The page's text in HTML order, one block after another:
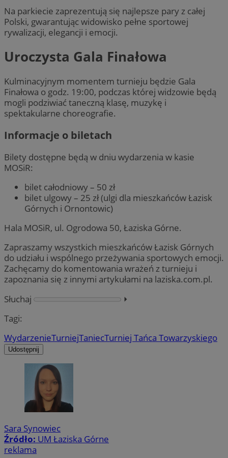
Na parkiecie zaprezentują się najlepsze pary z całej
Polski, gwarantując widowisko pełne sportowej
rywalizacji, elegancji i emocji.
Uroczysta Gala Finałowa
Kulminacyjnym momentem turnieju będzie Gala
Finałowa o godz. 19:00, podczas której widzowie będą
mogli podziwiać taneczną klasę, muzykę i
spektakularne choreografie.
Informacje o biletach
Bilety dostępne będą w dniu wydarzenia w kasie
MOSiR:
bilet całodniowy – 50 zł
bilet ulgowy – 25 zł (ulgi dla mieszkańców Łazisk
Górnych i Ornontowic)
Hala MOSiR, ul. Ogrodowa 50, Łaziska Górne.
Zapraszamy wszystkich mieszkańców Łazisk Górnych
do udziału i wspólnego przeżywania sportowych emocji.
Zachęcamy do komentowania wrażeń z turnieju i
zapoznania się z innymi artykułami na laziska.com.pl.
Słuchaj
⏵︎
Tagi:
WydarzenieTurniejTaniecTurniej Tańca Towarzyskiego
Udostępnij
Sara Synowiec
Źródło: UM Łaziska Górne
reklama